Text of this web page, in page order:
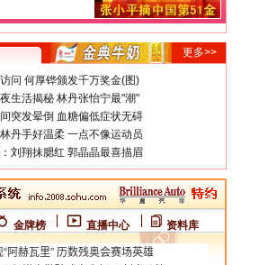
更多>>
问 何厚铧颁发千万奖金(图)
生活揭秘 林丹张怡宁最"潮"
突发晕倒 血糖偏低症状无碍
丹手好温柔 一点不像运动员
刘翔抹腮红 郭晶晶最喜描眉
金牌榜 直播中心 资料库